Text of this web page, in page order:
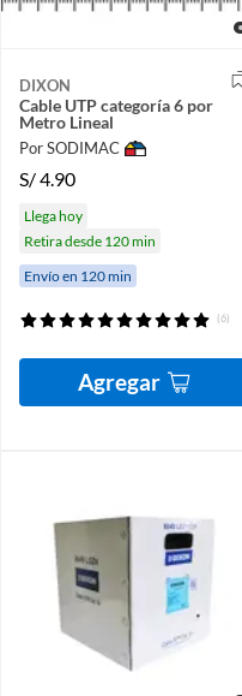
DIXON
Cable UTP categoría 6 por
Metro Lineal
Por SODIMAC
S/4.90
Llega hoy
Retira desde 120 min
Envío en 120 min
(6)
Agregar